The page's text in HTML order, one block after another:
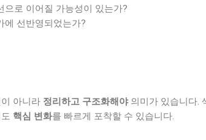
으로 이어질 가능성이 있는가?
에 선반영되었는가?
아니라 정리하고 구조화해야의미가 있습니다.
핵심 변화를 빠르게 포착할 수 있습니다.